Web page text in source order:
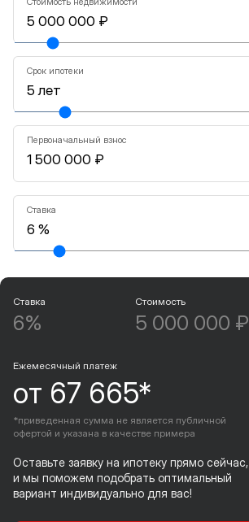
Срок ипотеки
Первоначальный взнос
Ставка
Ставка
6%
Стоимость
5 000 000 ₽
Ежемесячный платеж
от 67 665*
*приведенная сумма не является публичной
офертой и указана в качестве примера
Оставьте заявку на ипотеку прямо сейчас,
и мы поможем подобрать оптимальный
вариант индивидуально для вас!